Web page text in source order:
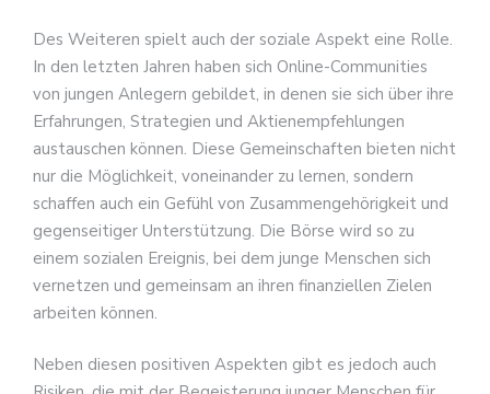
Des Weiteren spielt auch der soziale Aspekt eine Rolle.
In den letzten Jahren haben sich Online-Communities
von jungen Anlegern gebildet, in denen sie sich über ihre
Erfahrungen, Strategien und Aktienempfehlungen
austauschen können. Diese Gemeinschaften bieten nicht
nur die Möglichkeit, voneinander zu lernen, sondern
schaffen auch ein Gefühl von Zusammengehörigkeit und
gegenseitiger Unterstützung. Die Börse wird so zu
einem sozialen Ereignis, bei dem junge Menschen sich
vernetzen und gemeinsam an ihren finanziellen Zielen
arbeiten können.
Neben diesen positiven Aspekten gibt es jedoch auch